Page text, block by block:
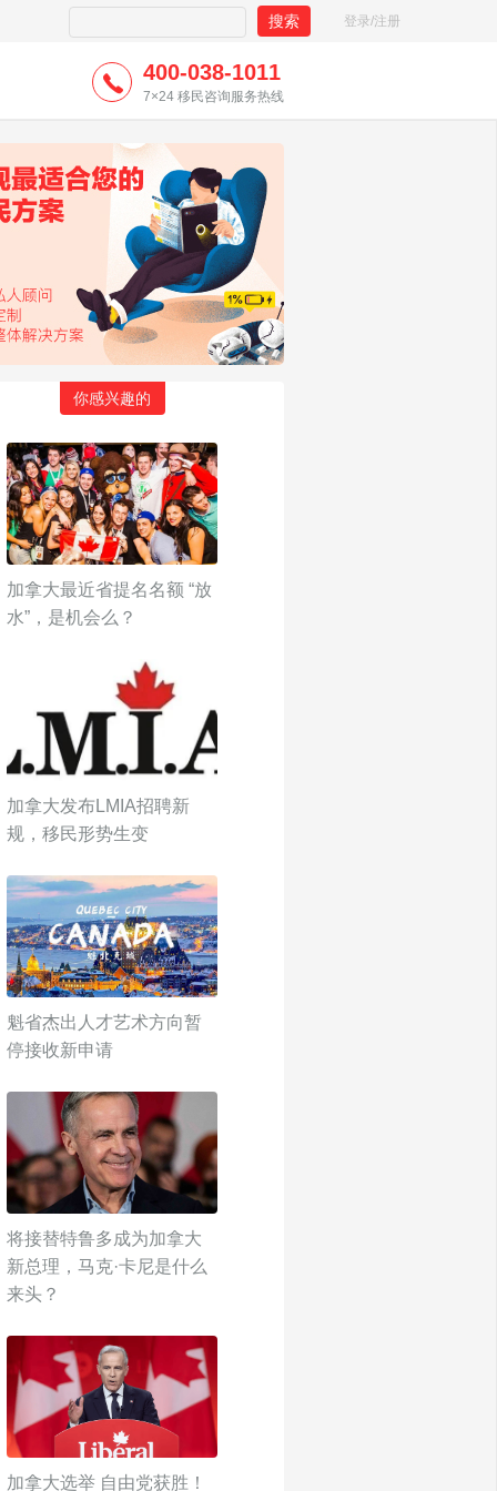
登录/注册
400-038-1011
7×24 移民咨询服务热线
你感兴趣的
加拿大最近省提名名额 “放
水”，是机会么？
加拿大发布LMIA招聘新
规，移民形势生变
魁省杰出人才艺术方向暂
停接收新申请
将接替特鲁多成为加拿大
新总理，马克·卡尼是什么
来头？
加拿大选举 自由党获胜！